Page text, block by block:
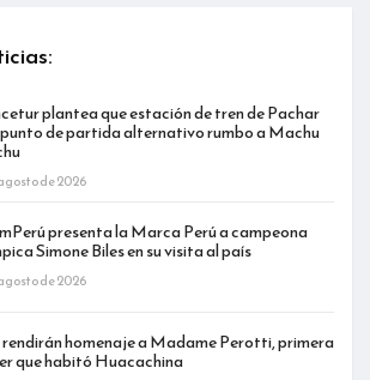
plantea que estación de tren de Pachar
de partida alternativo rumbo a Machu
de 2026
presenta la Marca Perú a campeona
Simone Biles en su visita al país
de 2026
homenaje a Madame Perotti, primera
que habitó Huacachina